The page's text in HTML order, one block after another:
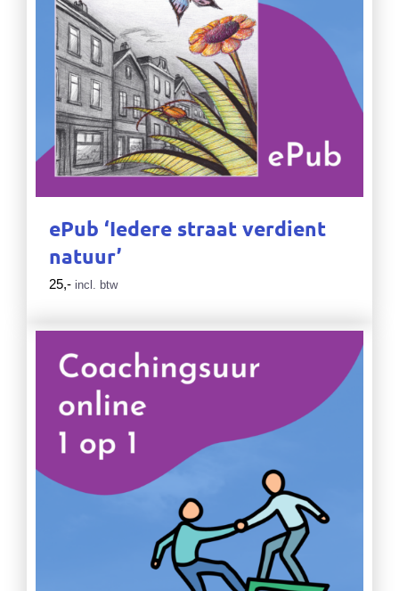
ePub ‘Iedere straat verdient
natuur’
25,- incl. btw